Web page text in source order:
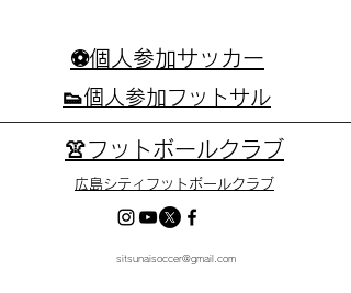
⚽個人参加サッカー
👟個人参加フットサル
👚フットボールクラブ
広島シティフットボールクラブ
sitsunaisoccer@gmail.com